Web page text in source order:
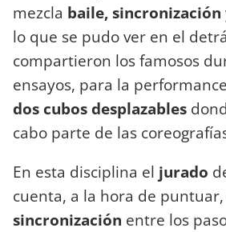
mezcla baile, sincronización
lo que se pudo ver en el
compartieron los famosos
ensayos, para la
dos cubos desplazables
cabo parte de las
En esta disciplina el jurado
cuenta, a la hora de
sincronización entre los